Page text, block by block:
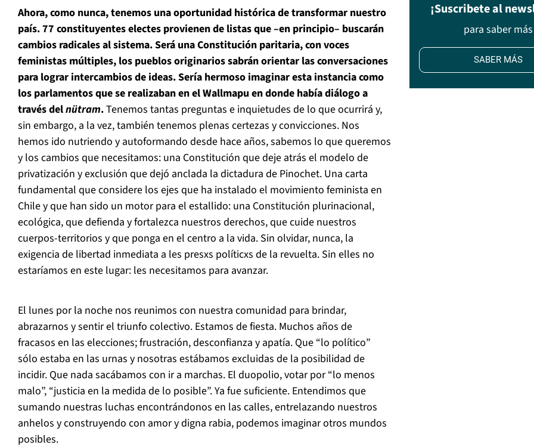
Ahora, como nunca, tenemos una oportunidad histórica de transformar nuestro
país. 77 constituyentes electes provienen de listas que –en principio– buscarán
cambios radicales al sistema. Será una Constitución paritaria, con voces
feministas múltiples, los pueblos originarios sabrán orientar las conversaciones
para lograr intercambios de ideas. Sería hermoso imaginar esta instancia como
los parlamentos que se realizaban en el Wallmapu en donde había diálogo a
través delnütram.Tenemos tantas preguntas e inquietudes de lo que ocurrirá y,
sin embargo, a la vez, también tenemos plenas certezas y convicciones. Nos
hemos ido nutriendo y autoformando desde hace años, sabemos lo que queremos
y los cambios que necesitamos: una Constitución que deje atrás el modelo de
privatización y exclusión que dejó anclada la dictadura de Pinochet. Una carta
fundamental que considere los ejes que ha instalado el movimiento feminista en
Chile y que han sido un motor para el estallido: una Constitución plurinacional,
ecológica, que defienda y fortalezca nuestros derechos, que cuide nuestros
cuerpos-territorios y que ponga en el centro a la vida. Sin olvidar, nunca, la
exigencia de libertad inmediata a les presxs políticxs de la revuelta. Sin elles no
estaríamos en este lugar: les necesitamos para avanzar.
El lunes por la noche nos reunimos con nuestra comunidad para brindar,
abrazarnos y sentir el triunfo colectivo. Estamos de fiesta. Muchos años de
fracasos en las elecciones; frustración, desconfianza y apatía. Que “lo político”
sólo estaba en las urnas y nosotras estábamos excluidas de la posibilidad de
incidir. Que nada sacábamos con ir a marchas. El duopolio, votar por “lo menos
malo”, “justicia en la medida de lo posible”. Ya fue suficiente. Entendimos que
sumando nuestras luchas encontrándonos en las calles, entrelazando nuestros
anhelos y construyendo con amor y digna rabia, podemos imaginar otros mundos
posibles.
¡Suscribete al
para saber más
SABER MÁS